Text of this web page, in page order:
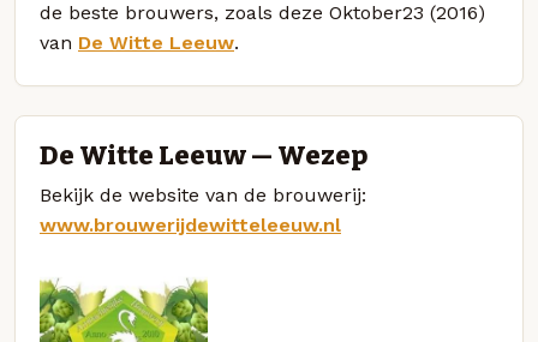
de beste brouwers, zoals deze Oktober23 (2016)
van De Witte Leeuw.
De Witte Leeuw — Wezep
Bekijk de website van de brouwerij:
www.brouwerijdewitteleeuw.nl